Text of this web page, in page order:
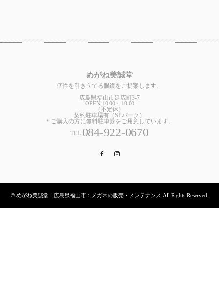
めがね美誠堂
個性を引き立てる眼鏡をご提案します。
広島県福山市延広町3-7
OPEN 10:00～19:00
（不定休）
契約駐車場有（SPパーク）
＊ご購入の方に無料駐車券をご用意しています。
TEL.084-922-0670
Facebook
© めがね美誠堂｜広島県福山市：メガネの販売・メンテナンス All Rights Reserved.